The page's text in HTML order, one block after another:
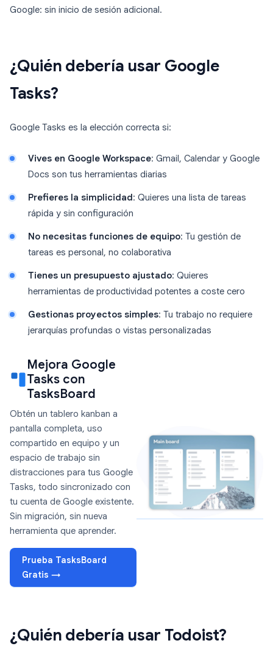
Google: sin inicio de sesión adicional.
¿Quién debería usar Google
Tasks?
Google Tasks es la elección correcta si:
Vives en Google Workspace: Gmail, Calendar y Google
Docs son tus herramientas diarias
Prefieres la simplicidad : Quieres una lista de tareas
rápida y sin configuración
No necesitas funciones de equipo: Tu gestión de
tareas es personal, no colaborativa
Tienes un presupuesto ajustado: Quieres
herramientas de productividad potentes a coste cero
Gestionas proyectos simples: Tu trabajo no requiere
jerarquías profundas o vistas personalizadas
Mejora Google
Tasks con
TasksBoard
Obtén un tablero kanban a
pantalla completa, uso
compartido en equipo y un
espacio de trabajo sin
distracciones para tus Google
Tasks, todo sincronizado con
tu cuenta de Google existente.
Sin migración, sin nueva
herramienta que aprender.
Prueba TasksBoard
Gratis →
¿Quién debería usar Todoist?